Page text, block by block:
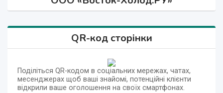
QR-код сторінки
Поділіться QR-кодом в соціальних мережах, чатах,
месенджерах щоб ваші знайомі, потенційні клієнти
відкрили ваше оголошення на своїх смартфонах.